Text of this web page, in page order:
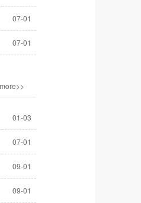
07-01
07-01
more>>
01-03
07-01
09-01
09-01